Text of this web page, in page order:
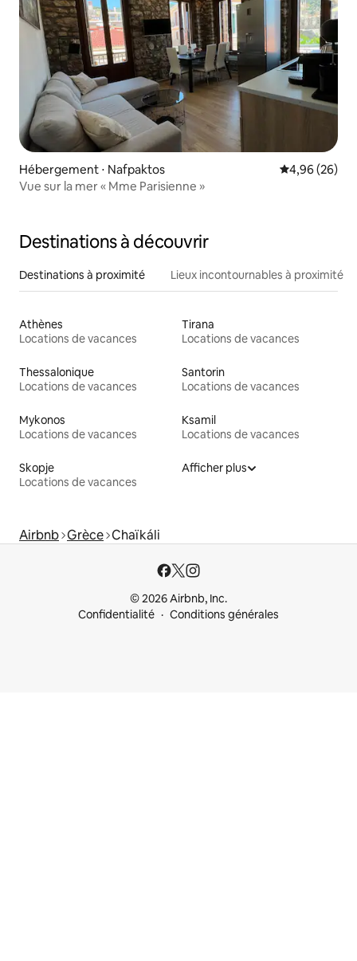
Hébergement ⋅ Nafpaktos Évaluation
4,96 (26)
Vue sur la mer « Mme Parisienne »
Destinations à découvrir
Destinations à proximité Lieux incontournables à proximité
Athènes
Locations de vacances
Tirana
Locations de vacances
Thessalonique
Locations de vacances
Santorin
Locations de vacances
Mykonos
Locations de vacances
Ksamil
Locations de vacances
Skopje
Locations de vacances
Afficher plus
Airbnb Grèce Chaïkáli
© 2026 Airbnb, Inc.
Confidentialité
Conditions générales